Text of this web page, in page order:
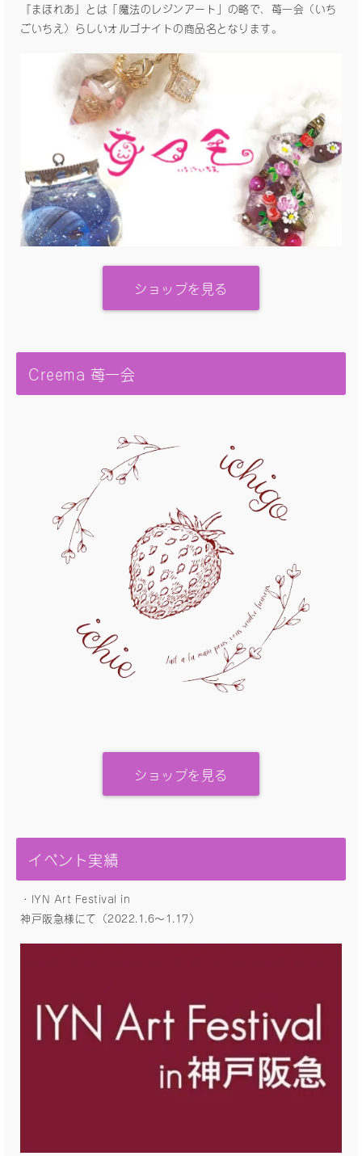
『まほれあ』とは「魔法のレジンアート」の略で、苺一会（いち
ごいちえ）らしいオルゴナイトの商品名となります。
ショップを見る
Creema 苺一会
ショップを見る
イベント実績
・IYN Art Festival in
神戸阪急様にて（2022.1.6〜1.17）